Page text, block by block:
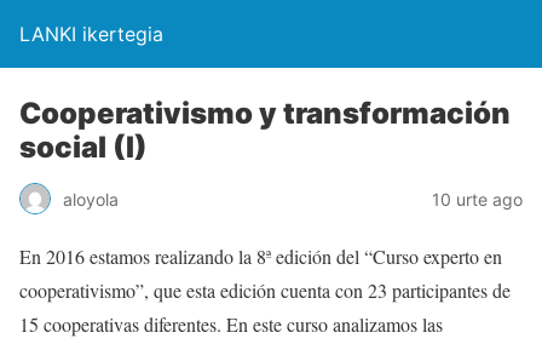
LANKI ikertegia
Cooperativismo y transformación
social (I)
aloyola 10 urte ago
En 2016 estamos realizando la 8ª edición del “Curso experto en
cooperativismo”, que esta edición cuenta con 23 participantes de
15 cooperativas diferentes. En este curso analizamos las